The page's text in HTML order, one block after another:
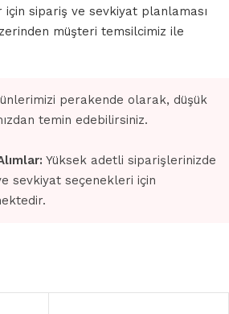
için sipariş ve sevkiyat planlaması
müşteri temsilcimiz ile
perakende olarak, düşük
temin edebilirsiniz.
Yüksek adetli siparişlerinizde
sevkiyat seçenekleri için